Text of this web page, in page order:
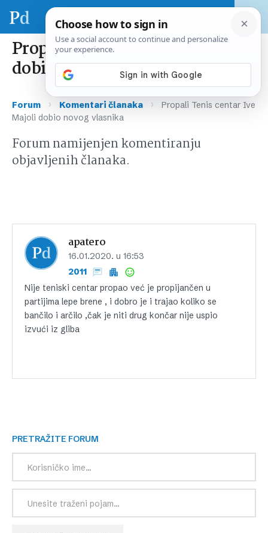
Propali Tenis centar Ive Majoli
dobio novog vlasnika
Forum › Komentari članaka ›
Propali Tenis centar Ive
Majoli dobio novog vlasnika
Forum namijenjen komentiranju
objavljenih članaka.
apatero
16.01.2020. u 16:53
2011
Nije teniski centar propao već je propijančen u
partijima lepe brene , i dobro je i trajao koliko se
bančilo i arčilo ,čak je niti drug končar nije uspio
izvući iz gliba
PRETRAŽITE FORUM